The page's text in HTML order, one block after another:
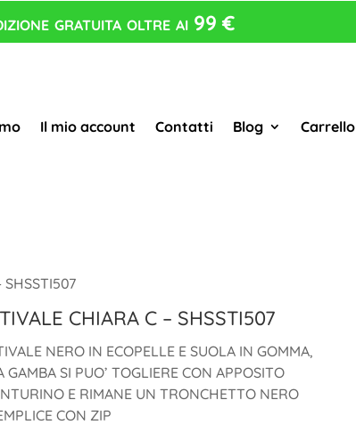
gratuita oltre ai 99 €
Il mio account Contatti Blog Carrello
SHSSTI507
CHIARA C – SHSSTI507
NERO IN ECOPELLE E SUOLA IN GOMMA,
GAMBA SI PUO’ TOGLIERE CON APPOSITO
E RIMANE UN TRONCHETTO NERO
CON ZIP